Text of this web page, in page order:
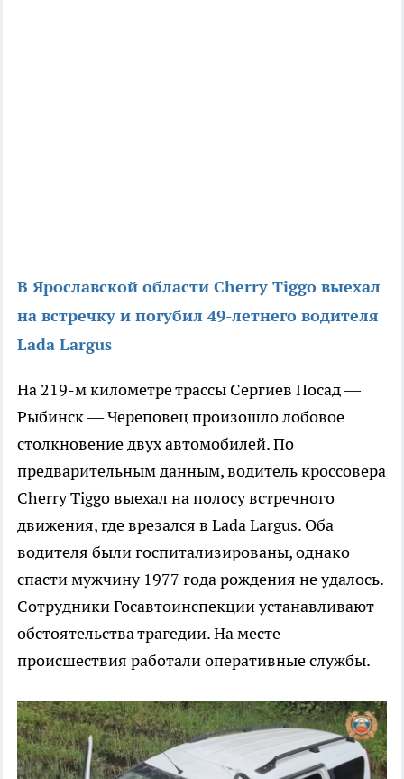
В Ярославской области Cherry Tiggo выехал
на встречку и погубил 49-летнего водителя
Lada Largus
На 219-м километре трассы Сергиев Посад —
Рыбинск — Череповец произошло лобовое
столкновение двух автомобилей. По
предварительным данным, водитель кроссовера
Cherry Tiggo выехал на полосу встречного
движения, где врезался в Lada Largus. Оба
водителя были госпитализированы, однако
спасти мужчину 1977 года рождения не удалось.
Сотрудники Госавтоинспекции устанавливают
обстоятельства трагедии. На месте
происшествия работали оперативные службы.